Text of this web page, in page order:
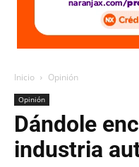
Inicio Opinión
Opinión
Dándole
industria